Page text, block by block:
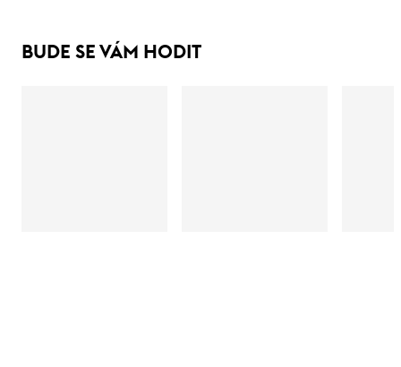
BUDE SE VÁM HODIT